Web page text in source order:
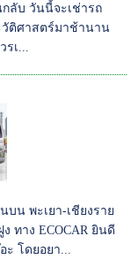
ลับ วันนี้จะเช่ารถ
ติศาสตร์มาช้านาน
รเ...
บน พะเยา-เชียงราย
ทาง ECOCAR ยินดี
ะ โดยอยา...